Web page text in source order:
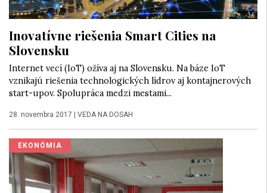
Inovatívne riešenia Smart Cities na
Slovensku
Internet vecí (IoT) ožíva aj na Slovensku. Na báze IoT
vznikajú riešenia technologických lídrov aj kontajnerových
start-upov. Spolupráca medzi mestami...
28. novembra 2017 | VEDA NA DOSAH
EKONÓMIA